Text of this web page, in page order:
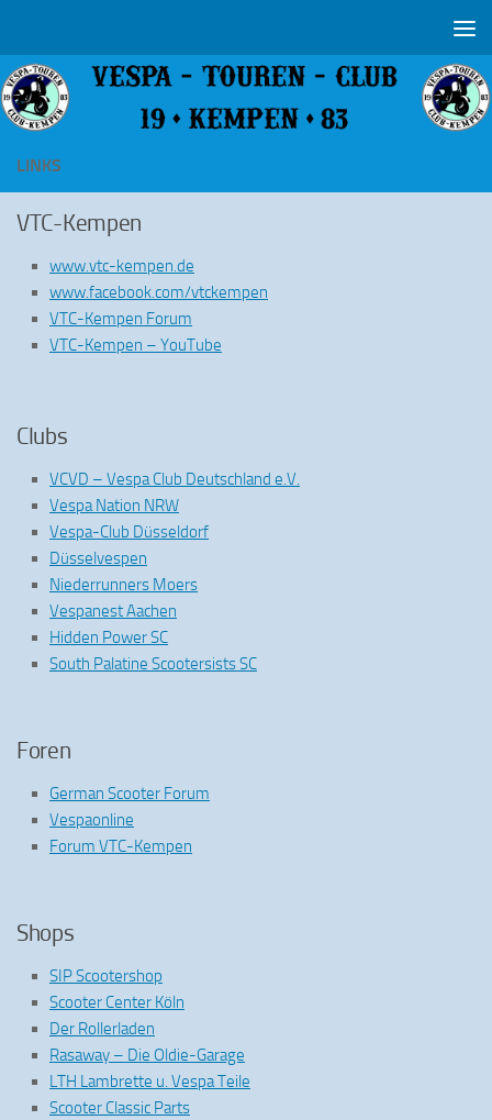
LINKS
VTC-Kempen
www.vtc-kempen.de
www.facebook.com/vtckempen
VTC-Kempen Forum
VTC-Kempen – YouTube
Clubs
VCVD – Vespa Club Deutschland e.V.
Vespa Nation NRW
Vespa-Club Düsseldorf
Düsselvespen
Niederrunners Moers
Vespanest Aachen
Hidden Power SC
South Palatine Scootersists SC
Foren
German Scooter Forum
Vespaonline
Forum VTC-Kempen
Shops
SIP Scootershop
Scooter Center Köln
Der Rollerladen
Rasaway – Die Oldie-Garage
LTH Lambrette u. Vespa Teile
Scooter Classic Parts